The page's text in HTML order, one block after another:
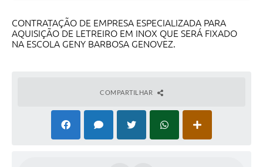
CONTRATAÇÃO DE EMPRESA ESPECIALIZADA PARA
AQUISIÇÃO DE LETREIRO EM INOX QUE SERÁ FIXADO
NA ESCOLA GENY BARBOSA GENOVEZ.
COMPARTILHAR